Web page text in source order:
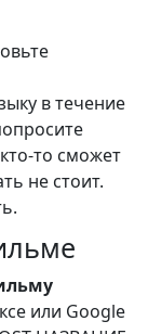
в течение
то сможет
не стоит.
или Google